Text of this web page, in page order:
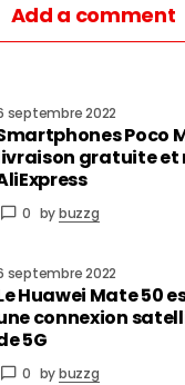
Add a comment
vous connecter
septembre 2022
Poco
gratuite et
0 bybuzzg
septembre 2022
Huawei Mate 50
connexion
5G
0 bybuzzg